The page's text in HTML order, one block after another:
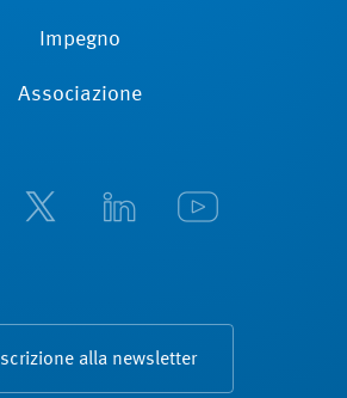
Impegno
Associazione
Iscrizione alla newsletter